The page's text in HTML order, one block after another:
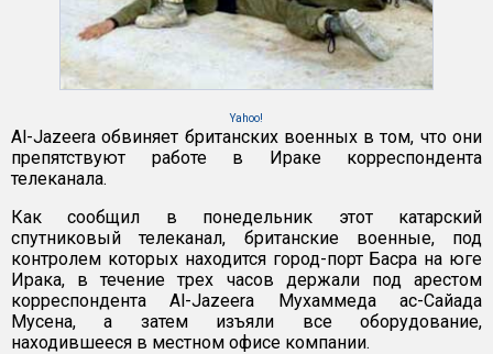
Yahoo!
Al-Jazeera обвиняет британских военных в том, что они
препятствуют работе в Ираке корреспондента
телеканала.
Как сообщил в понедельник этот катарский
спутниковый телеканал, британские военные, под
контролем которых находится город-порт Басра на юге
Ирака, в течение трех часов держали под арестом
корреспондента Al-Jazeera Мухаммеда ас-Сайада
Мусена, а затем изъяли все оборудование,
находившееся в местном офисе компании.